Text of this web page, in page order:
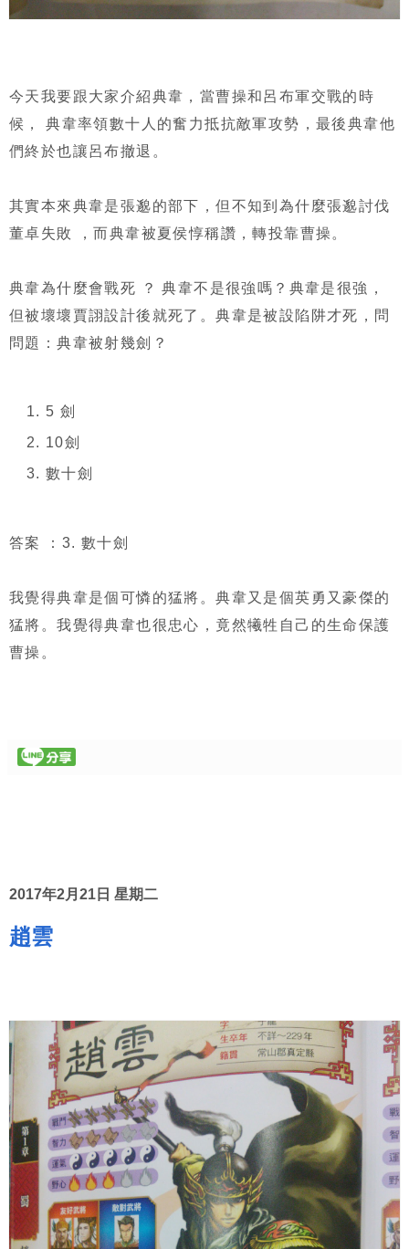
今天我要跟大家介紹典韋，當曹操和呂布軍交戰的時
候， 典韋率領數十人的奮力抵抗敵軍攻勢，最後典韋他
們終於也讓呂布撤退。
其實本來典韋是張邈的部下，但不知到為什麼張邈討伐
董卓失敗 ，而典韋被夏侯惇稱讚，轉投靠曹操。
典韋為什麼會戰死 ？ 典韋不是很強嗎？典韋是很強，
但被壞壞賈詡設計後就死了。典韋是被設陷阱才死，問
問題：典韋被射幾劍？
5 劍
10劍
數十劍
答案 ：3. 數十劍
我覺得典韋是個可憐的猛將。典韋又是個英勇又豪傑的
猛將。我覺得典韋也很忠心，竟然犧牲自己的生命保護
曹操。
2017年2月21日 星期二
趙雲